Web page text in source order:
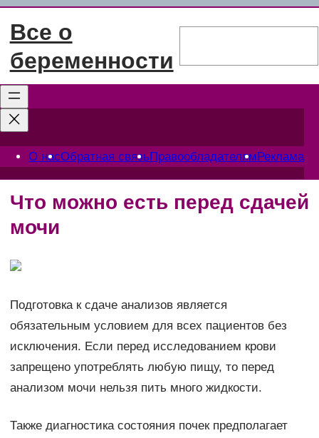
Перейти
содержимому
Все о
беременности
О насОбратная связьПравообладателямРеклама
Что можно есть перед сдачей
мочи
Подготовка к сдаче анализов является
обязательным условием для всех пациентов без
исключения. Если перед исследованием крови
запрещено употреблять любую пищу, то перед
анализом мочи нельзя пить много жидкости.
Также диагностика состояния почек предполагает